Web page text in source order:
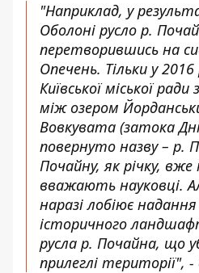
"Наприклад, у
Оболоні русло р.
перетворившись на
Опечень. Тільки у
Київської міської
між озером
Вовкувата (затока
повернуто назву – р.
Почайну, як річку,
вважають науковці.
наразі лобіює
історичного
русла р. Почайна, що
прилеглі території",